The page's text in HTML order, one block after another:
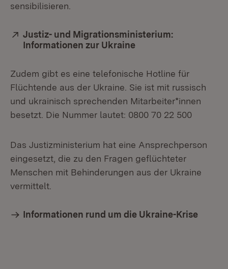
sensibilisieren.
Extern:
Justiz- und Migrationsministerium:
Informationen zur Ukraine
Zudem gibt es eine telefonische Hotline für
Flüchtende aus der Ukraine. Sie ist mit russisch
und ukrainisch sprechenden Mitarbeiter*innen
besetzt. Die Nummer lautet: 0800 70 22 500
Das Justizministerium hat eine Ansprechperson
eingesetzt, die zu den Fragen geflüchteter
Menschen mit Behinderungen aus der Ukraine
vermittelt.
Informationen rund um die Ukraine-Krise